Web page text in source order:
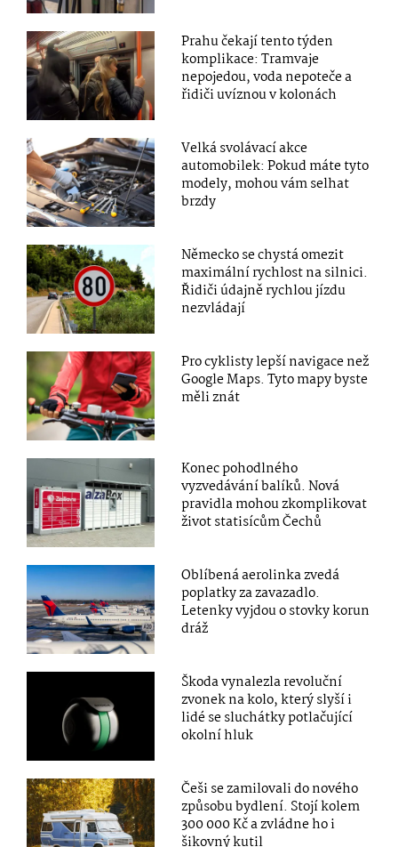
Prahu čekají tento týden
komplikace: Tramvaje
nepojedou, voda nepoteče a
řidiči uvíznou v kolonách
Velká svolávací akce
automobilek: Pokud máte tyto
modely, mohou vám selhat
brzdy
Německo se chystá omezit
maximální rychlost na silnici.
Řidiči údajně rychlou jízdu
nezvládají
Pro cyklisty lepší navigace než
Google Maps. Tyto mapy byste
měli znát
Konec pohodlného
vyzvedávání balíků. Nová
pravidla mohou zkomplikovat
život statisícům Čechů
Oblíbená aerolinka zvedá
poplatky za zavazadlo.
Letenky vyjdou o stovky korun
dráž
Škoda vynalezla revoluční
zvonek na kolo, který slyší i
lidé se sluchátky potlačující
okolní hluk
Češi se zamilovali do nového
způsobu bydlení. Stojí kolem
300 000 Kč a zvládne ho i